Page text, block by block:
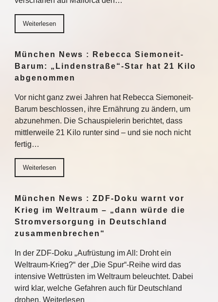
Weiterlesen
München News : Rebecca Siemoneit-
Barum: „Lindenstraße“-Star hat 21 Kilo
abgenommen
Vor nicht ganz zwei Jahren hat Rebecca Siemoneit-
Barum beschlossen, ihre Ernährung zu ändern, um
abzunehmen. Die Schauspielerin berichtet, dass
mittlerweile 21 Kilo runter sind – und sie noch nicht
fertig…
Weiterlesen
München News : ZDF-Doku warnt vor
Krieg im Weltraum – „dann würde die
Stromversorgung in Deutschland
zusammenbrechen“
In der ZDF-Doku „Aufrüstung im All: Droht ein
Weltraum-Krieg?“ der „Die Spur“-Reihe wird das
intensive Wettrüsten im Weltraum beleuchtet. Dabei
wird klar, welche Gefahren auch für Deutschland
drohen. Weiterlesen